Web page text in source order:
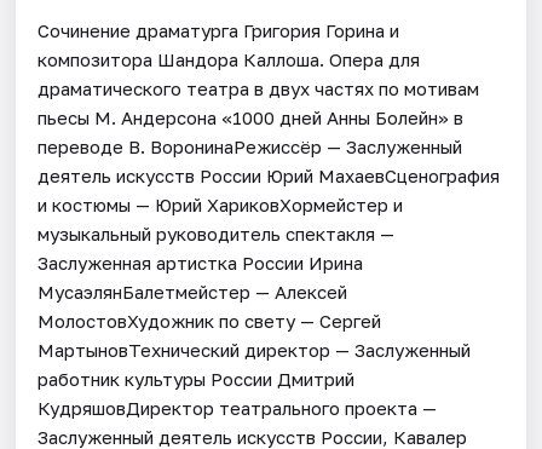
Сочинение драматурга Григория Горина и
композитора Шандора Каллоша. Опера для
драматического театра в двух частях по мотивам
пьесы М. Андерсона «1000 дней Анны Болейн» в
переводе В. ВоронинаРежиссёр — Заслуженный
деятель искусств России Юрий МахаевСценография
и костюмы — Юрий ХариковХормейстер и
музыкальный руководитель спектакля —
Заслуженная артистка России Ирина
МусаэлянБалетмейстер — Алексей
МолостовХудожник по свету — Сергей
МартыновТехнический директор — Заслуженный
работник культуры России Дмитрий
КудряшовДиректор театрального проекта —
Заслуженный деятель искусств России, Кавалер